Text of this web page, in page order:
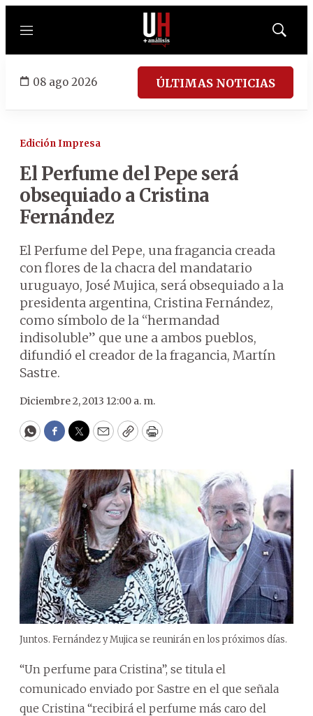
Menú
Mostrar
08 ago 2026 ÚLTIMAS NOTICIAS
Edición Impresa
El Perfume del Pepe será
obsequiado a Cristina
Fernández
El Perfume del Pepe, una fragancia creada
con flores de la chacra del mandatario
uruguayo, José Mujica, será obsequiado a la
presidenta argentina, Cristina Fernández,
como símbolo de la “hermandad
indisoluble” que une a ambos pueblos,
difundió el creador de la fragancia, Martín
Sastre.
Diciembre 2, 2013 12:00 a. m.
WhatsApp
Facebook
Twitter
EmailCopyPrint
Juntos. Fernández y Mujica se reunirán en los próximos días.
“Un perfume para Cristina”, se titula el
comunicado enviado por Sastre en el que señala
que Cristina “recibirá el perfume más caro del